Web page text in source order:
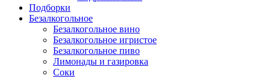
Подборки
Безалкогольное
Безалкогольное вино
Безалкогольное игристое
Безалкогольное пиво
Лимонады и газировка
Соки